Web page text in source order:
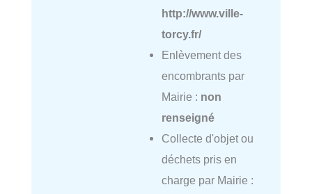
http://www.ville-
torcy.fr/
Enlèvement des
encombrants par
Mairie : non
renseigné
Collecte d'objet ou
déchets pris en
charge par Mairie :